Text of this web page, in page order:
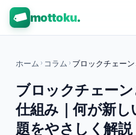
mottoku.
ホーム › コラム › ブロックチェー
ブロックチェー
仕組み｜何が新
題をやさしく解説